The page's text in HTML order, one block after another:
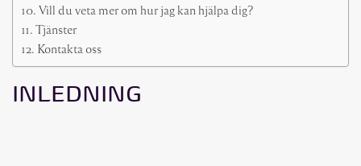
Vill du veta mer om hur jag kan hjälpa dig?
Tjänster
Kontakta oss
INLEDNING